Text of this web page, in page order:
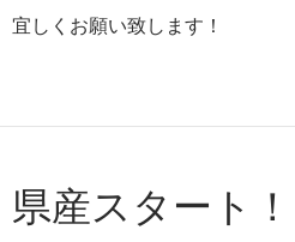
宜しくお願い致します！
県産スタート！